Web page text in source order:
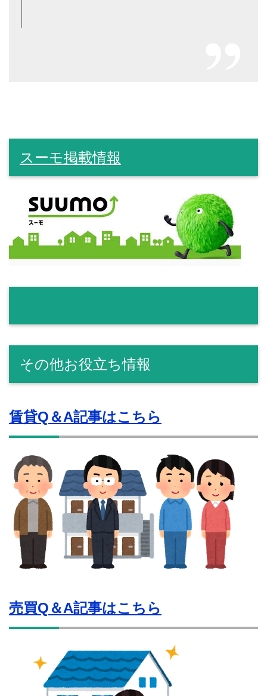
スーモ掲載情報
その他お役立ち情報
賃貸Q＆A記事はこちら
売買Q＆A記事はこちら